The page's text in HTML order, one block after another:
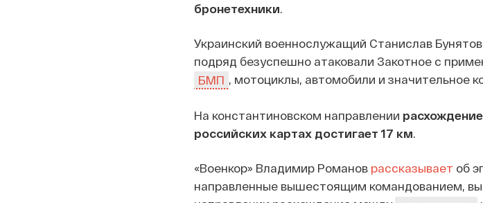
бронетехники
Украинский военнослужащий Станислав Бунятов
подряд безуспешно атаковали Закотное с
БМП
, мотоциклы, автомобили и значительное
На константиновском направлении
российских картах достигает 17 км.
«Военкор» Владимир Романов рассказывает об
направленные вышестоящим командованием,